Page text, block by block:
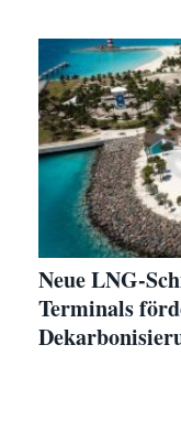
Neue LNG-
Terminals